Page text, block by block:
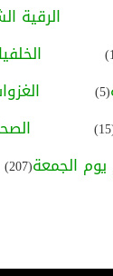
الرقية
(5)
الجمعة(207)